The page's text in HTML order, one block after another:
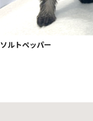
ソルトペッパー